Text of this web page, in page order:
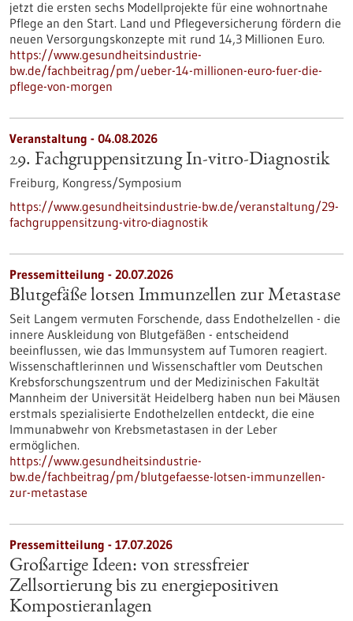
jetzt die ersten sechs Modellprojekte für eine wohnortnahe
Pflege an den Start. Land und Pflegeversicherung fördern die
neuen Versorgungskonzepte mit rund 14,3 Millionen Euro.
https://www.gesundheitsindustrie-
bw.de/fachbeitrag/pm/ueber-14-millionen-euro-fuer-die-
pflege-von-morgen
Veranstaltung - 04.08.2026
29. Fachgruppensitzung In-vitro-Diagnostik
Freiburg, Kongress/Symposium
https://www.gesundheitsindustrie-bw.de/veranstaltung/29-
fachgruppensitzung-vitro-diagnostik
Pressemitteilung - 20.07.2026
Blutgefäße lotsen Immunzellen zur Metastase
Seit Langem vermuten Forschende, dass Endothelzellen - die
innere Auskleidung von Blutgefäßen - entscheidend
beeinflussen, wie das Immunsystem auf Tumoren reagiert.
Wissenschaftlerinnen und Wissenschaftler vom Deutschen
Krebsforschungszentrum und der Medizinischen Fakultät
Mannheim der Universität Heidelberg haben nun bei Mäusen
erstmals spezialisierte Endothelzellen entdeckt, die eine
Immunabwehr von Krebsmetastasen in der Leber
ermöglichen.
https://www.gesundheitsindustrie-
bw.de/fachbeitrag/pm/blutgefaesse-lotsen-immunzellen-
zur-metastase
Pressemitteilung - 17.07.2026
Großartige Ideen: von stressfreier
Zellsortierung bis zu energiepositiven
Kompostieranlagen